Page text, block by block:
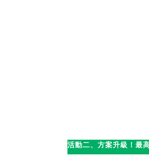
活動二、方案升級！最